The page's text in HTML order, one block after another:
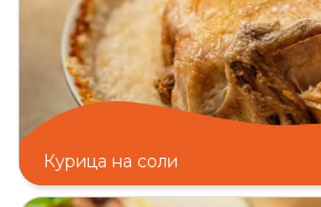
Курица на соли